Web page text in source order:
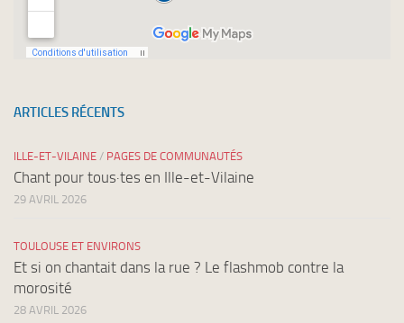
ARTICLES RÉCENTS
ILLE-ET-VILAINE / PAGES DE COMMUNAUTÉS
Chant pour tous·tes en Ille-et-Vilaine
29 AVRIL 2026
TOULOUSE ET ENVIRONS
Et si on chantait dans la rue ? Le flashmob contre la
morosité
28 AVRIL 2026